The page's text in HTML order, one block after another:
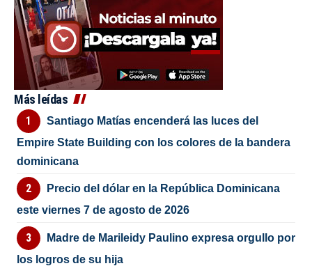
Más leídas
Santiago Matías encenderá las luces del
Empire State Building con los colores de la bandera
dominicana
Precio del dólar en la República Dominicana
este viernes 7 de agosto de 2026
Madre de Marileidy Paulino expresa orgullo por
los logros de su hija